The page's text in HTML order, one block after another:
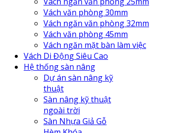
Vách văn phòng 30mm
Vách ngăn văn phòng 32mm
Vách văn phòng 45mm
Vách ngăn mặt bàn làm việc
Vách Di Động Siêu Cao
Hệ thống sàn nâng
Dự án sàn nâng kỹ
thuật
Sàn nâng kỹ thuật
ngoài trời
Sàn Nhựa Giả Gỗ